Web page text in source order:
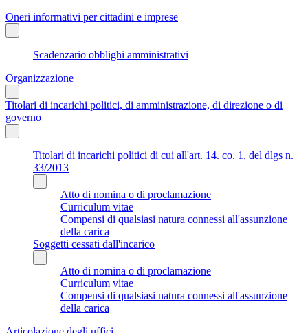
Oneri informativi per cittadini e imprese
Scadenzario obblighi amministrativi
Organizzazione
Titolari di incarichi politici, di amministrazione, di direzione o di
governo
Titolari di incarichi politici di cui all'art. 14. co. 1, del dlgs n.
33/2013
Atto di nomina o di proclamazione
Curriculum vitae
Compensi di qualsiasi natura connessi all'assunzione
della carica
Soggetti cessati dall'incarico
Atto di nomina o di proclamazione
Curriculum vitae
Compensi di qualsiasi natura connessi all'assunzione
della carica